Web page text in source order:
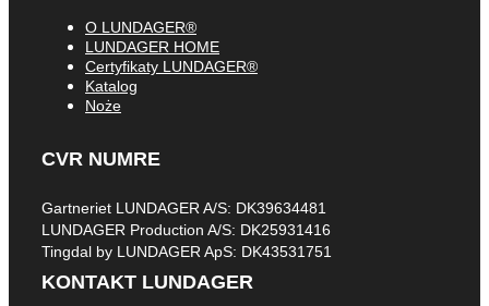
O LUNDAGER®
LUNDAGER HOME
Certyfikaty LUNDAGER®
Katalog
Noże
CVR NUMRE
Gartneriet LUNDAGER A/S: DK39634481
LUNDAGER Production A/S: DK25931416
Tingdal by LUNDAGER ApS: DK43531751
KONTAKT LUNDAGER